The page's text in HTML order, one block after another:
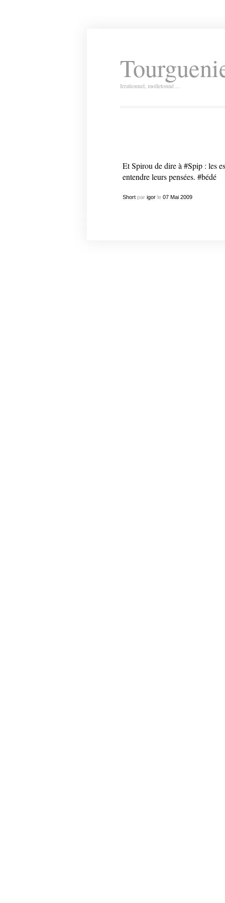
Irrationnel, molletonné…
Et Spirou de dire à #Spip : les
entendre leurs pensées. #bédé
Shortpar igorle 07 Mai 2009